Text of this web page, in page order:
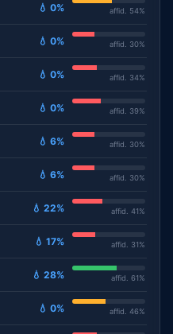
💧 0% affid. 54%
💧 0% affid. 30%
💧 0% affid. 34%
💧 0% affid. 39%
💧 6% affid. 30%
💧 6% affid. 30%
💧 22% affid. 41%
💧 17% affid. 31%
💧 28% affid. 61%
💧 0% affid. 46%